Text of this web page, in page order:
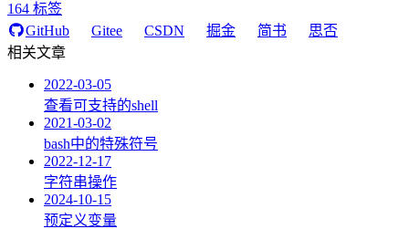
164 标签
GitHub
Gitee CSDN 掘金 简书
思否
相关文章
2022-03-05
查看可支持的shell
2021-03-02
bash中的特殊符号
2022-12-17
字符串操作
2024-10-15
预定义变量